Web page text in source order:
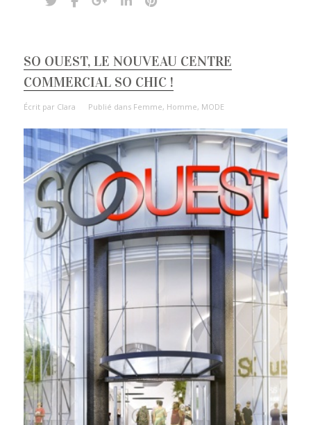
SO OUEST, LE NOUVEAU CENTRE
COMMERCIAL SO CHIC !
Écrit par Clara Publié dans Femme, Homme, MODE